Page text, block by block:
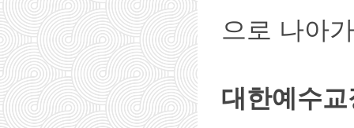
으로 나아
대한예수